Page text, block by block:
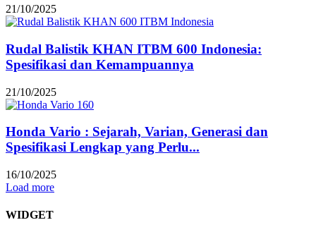
21/10/2025
Rudal Balistik KHAN ITBM 600 Indonesia:
Spesifikasi dan Kemampuannya
21/10/2025
Honda Vario : Sejarah, Varian, Generasi dan
Spesifikasi Lengkap yang Perlu...
16/10/2025
Load more
WIDGET